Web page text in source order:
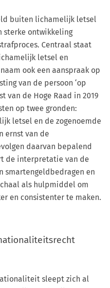
buiten lichamelijk letsel
sterke ontwikkeling
Centraal staat
letsel en
ook een aanspraak op
van de persoon ‘op
van de Hoge Raad in 2019
op twee gronden:
letsel en de zogenoemde
ernst van de
daarvan bepalend
de interpretatie van de
smartengeldbedragen en
als hulpmiddel om
en consistenter te maken.
sleept zich al